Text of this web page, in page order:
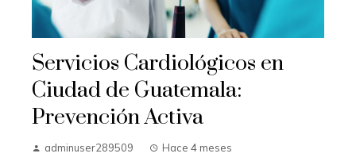
Servicios Cardiológicos en
Ciudad de Guatemala:
Prevención Activa
adminuser289509 Hace 4 meses